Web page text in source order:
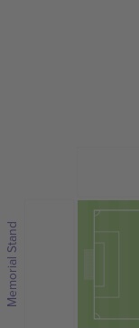
Memorial Stand